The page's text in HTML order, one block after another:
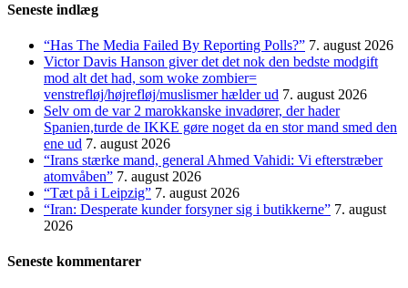
Seneste indlæg
“Has The Media Failed By Reporting Polls?” 7. august 2026
Victor Davis Hanson giver det det nok den bedste modgift
mod alt det had, som woke zombier=
venstrefløj/højrefløj/muslismer hælder ud 7. august 2026
Selv om de var 2 marokkanske invadører, der hader
Spanien,turde de IKKE gøre noget da en stor mand smed den
ene ud 7. august 2026
“Irans stærke mand, general Ahmed Vahidi: Vi efterstræber
atomvåben” 7. august 2026
“Tæt på i Leipzig” 7. august 2026
“Iran: Desperate kunder forsyner sig i butikkerne” 7. august
2026
Seneste kommentarer